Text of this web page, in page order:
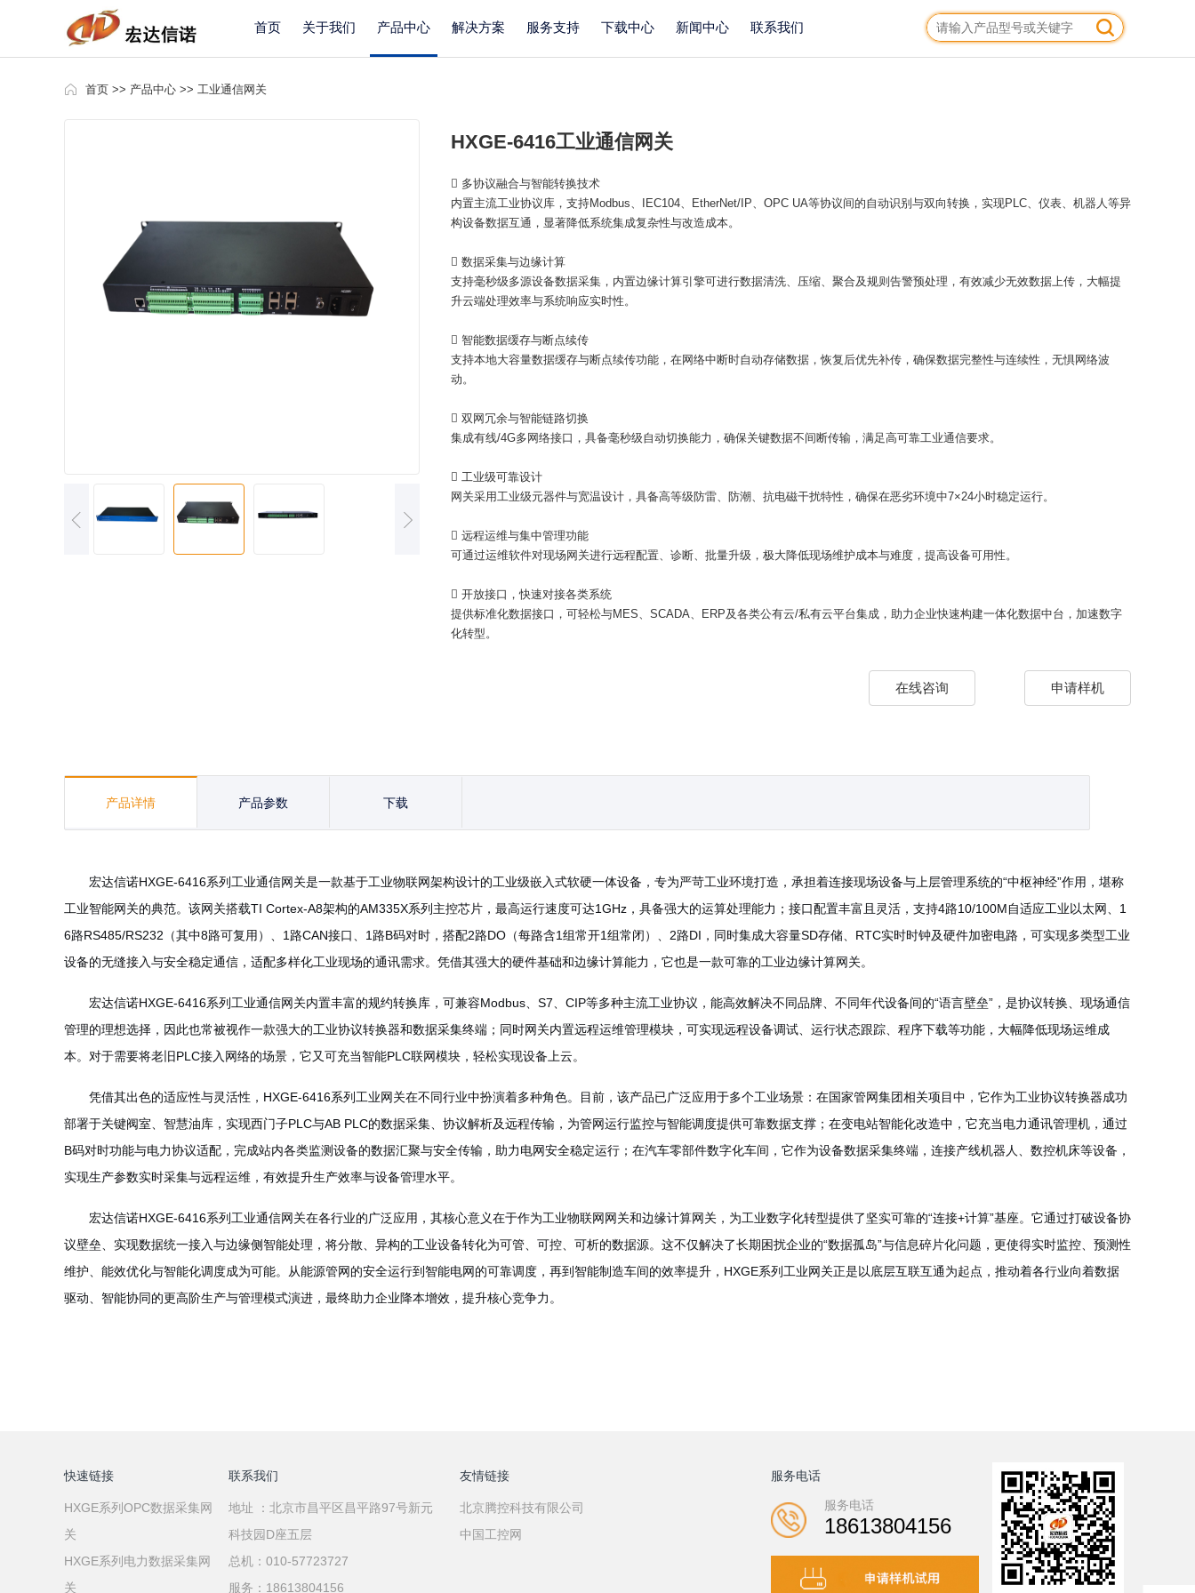
首页 关于我们 产品中心 解决方案 服务支持 下载中心 新闻中心 联系我们
首页 >> 产品中心 >> 工业通信网关
HXGE-6416工业通信网关
 多协议融合与智能转换技术
内置主流工业协议库，支持Modbus、IEC104、EtherNet/IP、OPC UA等协议间的自动识别与双向转换，实现PLC、仪表、机器人等异
构设备数据互通，显著降低系统集成复杂性与改造成本。
 数据采集与边缘计算
支持毫秒级多源设备数据采集，内置边缘计算引擎可进行数据清洗、压缩、聚合及规则告警预处理，有效减少无效数据上传，大幅提
升云端处理效率与系统响应实时性。
 智能数据缓存与断点续传
支持本地大容量数据缓存与断点续传功能，在网络中断时自动存储数据，恢复后优先补传，确保数据完整性与连续性，无惧网络波
动。
 双网冗余与智能链路切换
集成有线/4G多网络接口，具备毫秒级自动切换能力，确保关键数据不间断传输，满足高可靠工业通信要求。
 工业级可靠设计
网关采用工业级元器件与宽温设计，具备高等级防雷、防潮、抗电磁干扰特性，确保在恶劣环境中7×24小时稳定运行。
 远程运维与集中管理功能
可通过运维软件对现场网关进行远程配置、诊断、批量升级，极大降低现场维护成本与难度，提高设备可用性。
 开放接口，快速对接各类系统
提供标准化数据接口，可轻松与MES、SCADA、ERP及各类公有云/私有云平台集成，助力企业快速构建一体化数据中台，加速数字
化转型。
在线咨询 申请样机
产品详情 产品参数 下载
宏达信诺HXGE-6416系列工业通信网关是一款基于工业物联网架构设计的工业级嵌入式软硬一体设备，专为严苛工业环境打造，承担着连接现场设备与上层管理系统的“中枢神经”作用，堪称
工业智能网关的典范。该网关搭载TI Cortex-A8架构的AM335X系列主控芯片，最高运行速度可达1GHz，具备强大的运算处理能力；接口配置丰富且灵活，支持4路10/100M自适应工业以太网、1
6路RS485/RS232（其中8路可复用）、1路CAN接口、1路B码对时，搭配2路DO（每路含1组常开1组常闭）、2路DI，同时集成大容量SD存储、RTC实时时钟及硬件加密电路，可实现多类型工业
设备的无缝接入与安全稳定通信，适配多样化工业现场的通讯需求。凭借其强大的硬件基础和边缘计算能力，它也是一款可靠的工业边缘计算网关。
宏达信诺HXGE-6416系列工业通信网关内置丰富的规约转换库，可兼容Modbus、S7、CIP等多种主流工业协议，能高效解决不同品牌、不同年代设备间的“语言壁垒”，是协议转换、现场通信
管理的理想选择，因此也常被视作一款强大的工业协议转换器和数据采集终端；同时网关内置远程运维管理模块，可实现远程设备调试、运行状态跟踪、程序下载等功能，大幅降低现场运维成
本。对于需要将老旧PLC接入网络的场景，它又可充当智能PLC联网模块，轻松实现设备上云。
凭借其出色的适应性与灵活性，HXGE-6416系列工业网关在不同行业中扮演着多种角色。目前，该产品已广泛应用于多个工业场景：在国家管网集团相关项目中，它作为工业协议转换器成功
部署于关键阀室、智慧油库，实现西门子PLC与AB PLC的数据采集、协议解析及远程传输，为管网运行监控与智能调度提供可靠数据支撑；在变电站智能化改造中，它充当电力通讯管理机，通过
B码对时功能与电力协议适配，完成站内各类监测设备的数据汇聚与安全传输，助力电网安全稳定运行；在汽车零部件数字化车间，它作为设备数据采集终端，连接产线机器人、数控机床等设备，
实现生产参数实时采集与远程运维，有效提升生产效率与设备管理水平。
宏达信诺HXGE-6416系列工业通信网关在各行业的广泛应用，其核心意义在于作为工业物联网网关和边缘计算网关，为工业数字化转型提供了坚实可靠的“连接+计算”基座。它通过打破设备协
议壁垒、实现数据统一接入与边缘侧智能处理，将分散、异构的工业设备转化为可管、可控、可析的数据源。这不仅解决了长期困扰企业的“数据孤岛”与信息碎片化问题，更使得实时监控、预测性
维护、能效优化与智能化调度成为可能。从能源管网的安全运行到智能电网的可靠调度，再到智能制造车间的效率提升，HXGE系列工业网关正是以底层互联互通为起点，推动着各行业向着数据
驱动、智能协同的更高阶生产与管理模式演进，最终助力企业降本增效，提升核心竞争力。
快速链接
HXGE系列OPC数据采集网
关
HXGE系列电力数据采集网
关
联系我们
地址 ：北京市昌平区昌平路97号新元
科技园D座五层
总机：010-57723727
服务：18613804156
友情链接
北京腾控科技有限公司
中国工控网
服务电话
服务电话
18613804156